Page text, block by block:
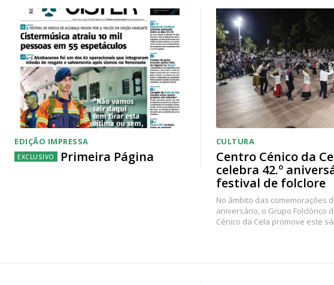
EDIÇÃO IMPRESSA
Primeira Página
CULTURA
Centro Cénico da
celebra 42.º
festival de folclore
No âmbito das comemorações
aniversário, o Grupo Folclórico
Cénico da Cela promove este